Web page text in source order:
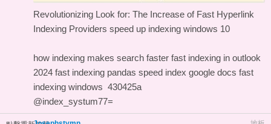
Revolutionizing Look for: The Increase of Fast Hyperlink
Indexing Providers speed up indexing windows 10
how indexing makes search faster fast indexing in outlook
2024 fast indexing pandas speed index google docs fast
indexing windows 430425a
@index_systum77=